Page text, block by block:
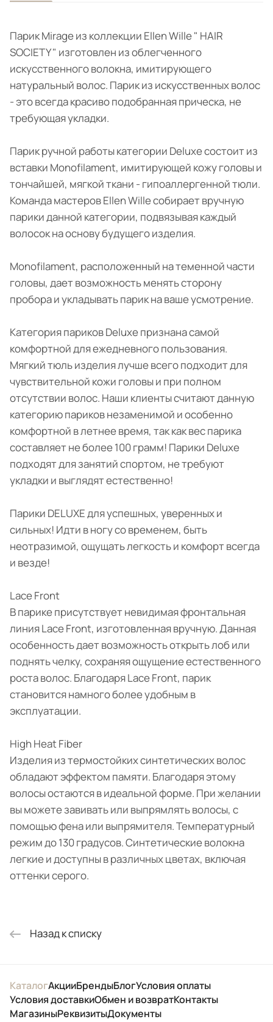
Парик Mirage из коллекции Ellen Wille " HAIR
SOCIETY " изготовлен из облегченного
искусственного волокна, имитирующего
натуральный волос. Парик из искусственных волос
- это всегда красиво подобранная прическа, не
требующая укладки.
Парик ручной работы категории Deluxe состоит из
вставки Monofilament, имитирующей кожу головы и
тончайшей, мягкой ткани - гипоаллергенной тюли.
Команда мастеров Ellen Wille собирает вручную
парики данной категории, подвязывая каждый
волосок на основу будущего изделия.
Monofilament, расположенный на теменной части
головы, дает возможность менять сторону
пробора и укладывать парик на ваше усмотрение.
Категория париков Deluxe признана самой
комфортной для ежедневного пользования.
Мягкий тюль изделия лучше всего подходит для
чувствительной кожи головы и при полном
отсутствии волос. Наши клиенты считают данную
категорию париков незаменимой и особенно
комфортной в летнее время, так как вес парика
составляет не более 100 грамм! Парики Deluxe
подходят для занятий спортом, не требуют
укладки и выглядят естественно!
Парики DELUXE для успешных, уверенных и
сильных! Идти в ногу со временем, быть
неотразимой, ощущать легкость и комфорт всегда
и везде!
Lace Front
В парике присутствует невидимая фронтальная
линия Lace Front, изготовленная вручную. Данная
особенность дает возможность открыть лоб или
поднять челку, сохраняя ощущение естественного
роста волос. Благодаря Lace Front, парик
становится намного более удобным в
эксплуатации.
High Heat Fiber
Изделия из термостойких синтетических волос
обладают эффектом памяти. Благодаря этому
волосы остаются в идеальной форме. При желании
вы можете завивать или выпрямлять волосы, с
помощью фена или выпрямителя. Температурный
режим до 130 градусов. Синтетические волокна
легкие и доступны в различных цветах, включая
оттенки серого.
Назад к списку
КаталогАкцииБрендыБлогУсловия оплаты
Условия доставкиОбмен и возвратКонтакты
МагазиныРеквизитыДокументы